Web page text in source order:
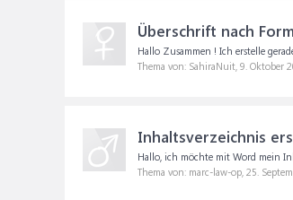
Überschrift nach
Hallo Zusammen ! Ich erstelle
Thema von: SahiraNuit, 9. Oktober
Inhaltsverzeichnis
Hallo, ich möchte mit Word mein
Thema von: marc-law-op, 25.